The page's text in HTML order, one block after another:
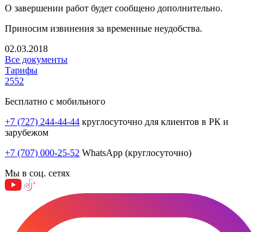
О завершении работ будет сообщено дополнительно.
Приносим извинения за временные неудобства.
02.03.2018
Все документы
Тарифы
2552
Бесплатно с мобильного
+7 (727) 244-44-44 круглосуточно для клиентов в РК и
зарубежом
+7 (707) 000-25-52 WhatsApp (круглосуточно)
Мы в соц. сетях